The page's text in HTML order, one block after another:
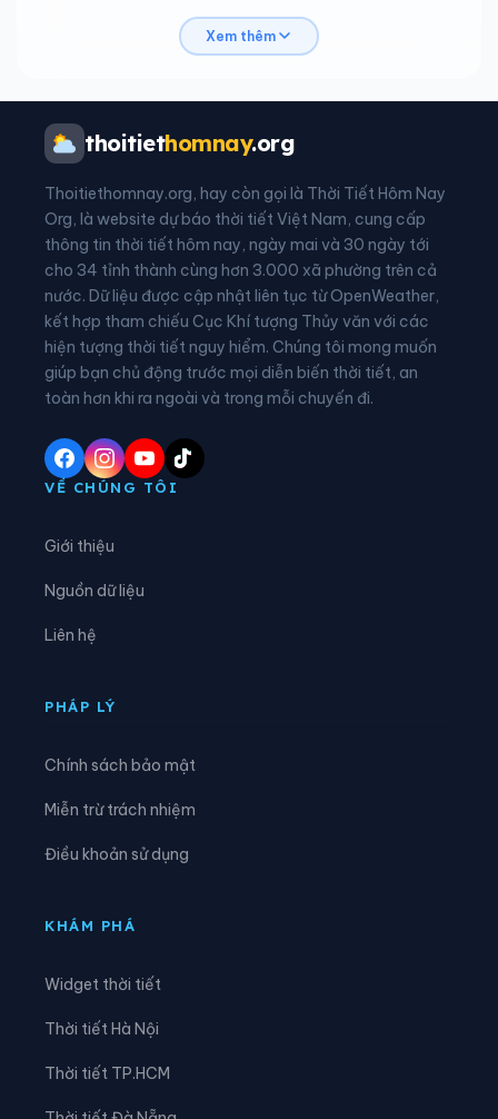
Phường Nha Trang Phường Ninh Chử
Phường Tây Nha Trang
Xã Bác Ái
Xã Bác Ái Tây Xã Bắc Khánh Vĩnh
Xã Bắc Ninh Hòa Xã Cà Ná
Xã Cam An Xã Cam Hiệp
Xã Cam Lâm Xã Công Hải
Xã Đại Lãnh Xã Diên Điền
Xã Diên Khánh
Xã Diên Thọ
Xã Ninh Hải
Xã Tây Khánh Sơn
Xem thêm
thoitiethomnay.org
Thoitiethomnay.org, hay còn gọi là Thời Tiết Hôm Nay
Org, là website dự báo thời tiết Việt Nam, cung cấp
thông tin thời tiết hôm nay, ngày mai và 30 ngày tới
cho 34 tỉnh thành cùng hơn 3.000 xã phường trên cả
nước. Dữ liệu được cập nhật liên tục từ OpenWeather,
kết hợp tham chiếu Cục Khí tượng Thủy văn với các
hiện tượng thời tiết nguy hiểm. Chúng tôi mong muốn
giúp bạn chủ động trước mọi diễn biến thời tiết, an
toàn hơn khi ra ngoài và trong mỗi chuyến đi.
VỀ CHÚNG TÔI
Giới thiệu
Nguồn dữ liệu
Liên hệ
PHÁP LÝ
Chính sách bảo mật
Miễn trừ trách nhiệm
Điều khoản sử dụng
KHÁM PHÁ
Widget thời tiết
Thời tiết Hà Nội
Thời tiết TP.HCM